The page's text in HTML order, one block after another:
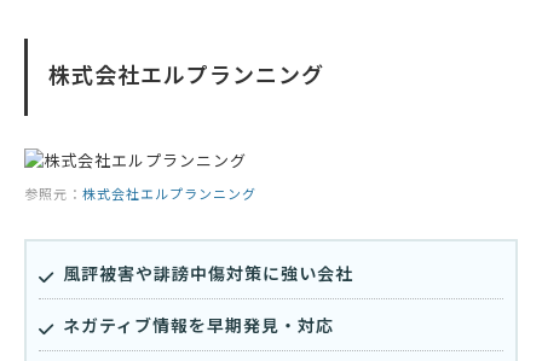
株式会社エルプランニング
参照元： 株式会社エルプランニング
風評被害や誹謗中傷対策に強い会社
ネガティブ情報を早期発見・対応